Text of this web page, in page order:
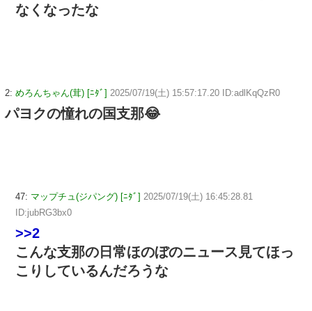
なくなったな
2: めろんちゃん(茸) [ﾆﾀﾞ] 2025/07/19(土) 15:57:17.20 ID:adlKqQzR0
パヨクの憧れの国支那😂
47: マップチュ(ジパング) [ﾆﾀﾞ] 2025/07/19(土) 16:45:28.81
ID:jubRG3bx0
>>2
こんな支那の日常ほのぼのニュース見てほっ
こりしているんだろうな